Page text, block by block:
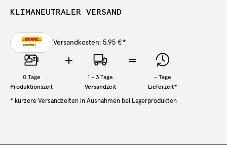
KLIMANEUTRALER VERSAND
Versandkosten: 5,95 €*
0Tage
Produktionszeit
1 - 3 Tage
Versandzeit
- Tage
Lieferzeit*
* kürzere Versandzeiten in Ausnahmen bei Lagerprodukten